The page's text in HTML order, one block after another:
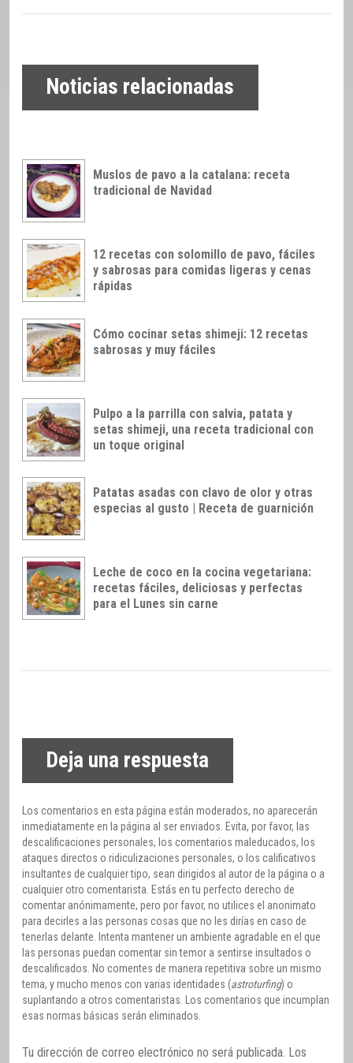
Noticias relacionadas
Muslos de pavo a la catalana: receta
tradicional de Navidad
12 recetas con solomillo de pavo, fáciles
y sabrosas para comidas ligeras y cenas
rápidas
Cómo cocinar setas shimeji: 12 recetas
sabrosas y muy fáciles
Pulpo a la parrilla con salvia, patata y
setas shimeji, una receta tradicional con
un toque original
Patatas asadas con clavo de olor y otras
especias al gusto | Receta de guarnición
Leche de coco en la cocina vegetariana:
recetas fáciles, deliciosas y perfectas
para el Lunes sin carne
Deja una respuesta
Los comentarios en esta página están moderados, no aparecerán
inmediatamente en la página al ser enviados. Evita, por favor, las
descalificaciones personales, los comentarios maleducados, los
ataques directos o ridiculizaciones personales, o los calificativos
insultantes de cualquier tipo, sean dirigidos al autor de la página o a
cualquier otro comentarista. Estás en tu perfecto derecho de
comentar anónimamente, pero por favor, no utilices el anonimato
para decirles a las personas cosas que no les dirías en caso de
tenerlas delante. Intenta mantener un ambiente agradable en el que
las personas puedan comentar sin temor a sentirse insultados o
descalificados. No comentes de manera repetitiva sobre un mismo
tema, y mucho menos con varias identidades (astroturfing) o
suplantando a otros comentaristas. Los comentarios que incumplan
esas normas básicas serán eliminados.
Tu dirección de correo electrónico no será publicada. Los